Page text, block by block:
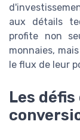
aux détails
profite non
monnaies,
le flux de leur
Les